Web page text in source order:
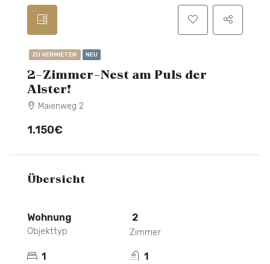
ZU VERMIETEN NEU
2-Zimmer-Nest am Puls der
Alster!
Maienweg 2
1.150€
Übersicht
Wohnung
Objekttyp
2
Zimmer
1 1